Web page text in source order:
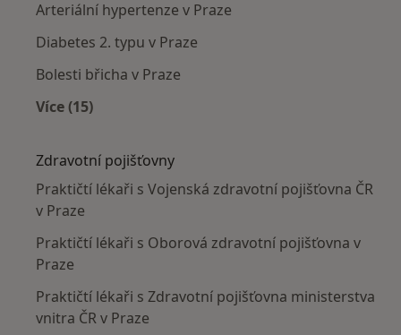
Arteriální hypertenze v Praze
Diabetes 2. typu v Praze
Bolesti břicha v Praze
Více (15)
Zdravotní pojišťovny
Praktičtí lékaři s Vojenská zdravotní pojišťovna ČR
v Praze
Praktičtí lékaři s Oborová zdravotní pojišťovna v
Praze
Praktičtí lékaři s Zdravotní pojišťovna ministerstva
vnitra ČR v Praze